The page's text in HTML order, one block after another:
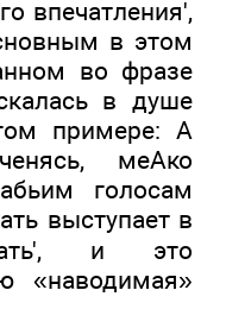
впечатления',
в этом
во фразе
в душе
примере: А
меАко
голосам
выступает в
и это
«наводимая»